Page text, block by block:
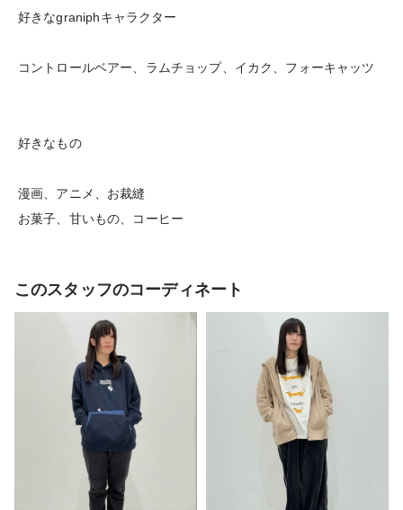
好きなgraniphキャラクター
コントロールベアー、ラムチョップ、イカク、フォーキャッツ
好きなもの
漫画、アニメ、お裁縫
お菓子、甘いもの、コーヒー
このスタッフのコーディネート